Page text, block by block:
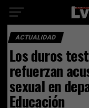
ACTUALIDAD
Los duros
refuerzan
sexual en
Educación